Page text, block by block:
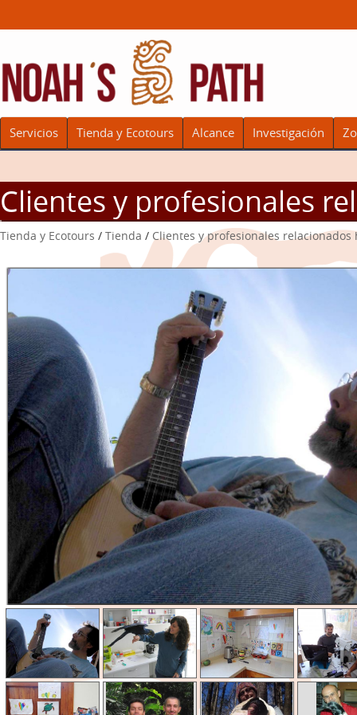
Servicios Tienda y Ecotours Alcance Investigación
Clientes y profesionales
Tienda y Ecotours / Tienda / Clientes y profesionales relacionados